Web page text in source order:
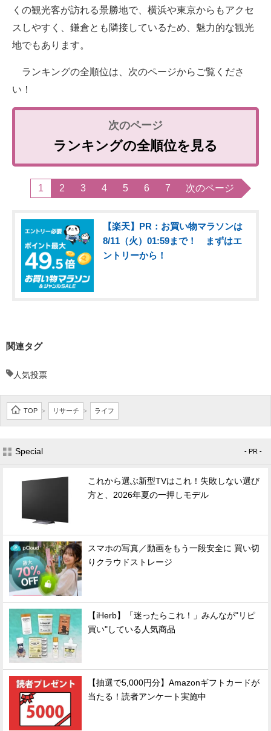
くの観光客が訪れる景勝地で、横浜や東京からもアクセ
スしやすく、鎌倉とも隣接しているため、魅力的な観光
地でもあります。
ランキングの全順位は、次のページからご覧くださ
い！
ランキングの全順位を見る
1 2 3 4 5 6 7 次のページ
【楽天】PR：お買い物マラソンは
8/11（火）01:59まで！ まずはエ
ントリーから！
関連タグ
人気投票
TOP > リサーチ > ライフ
Special - PR -
これから選ぶ新型TVはこれ！失敗しない選び
方と、2026年夏の一押しモデル
スマホの写真／動画をもう一段安全に 買い切
りクラウドストレージ
【iHerb】「迷ったらこれ！」みんなが"リピ
買い"している人気商品
【抽選で5,000円分】Amazonギフトカードが
当たる！読者アンケート実施中